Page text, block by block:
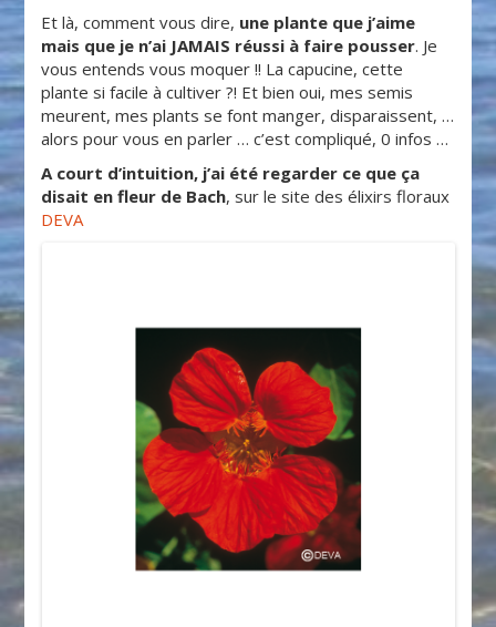
Et là, comment vous dire, une plante que j’aime
mais que je n’ai JAMAIS réussi à faire pousser. Je
vous entends vous moquer !! La capucine, cette
plante si facile à cultiver ?! Et bien oui, mes semis
meurent, mes plants se font manger, disparaissent, …
alors pour vous en parler … c’est compliqué, 0 infos …
A court d’intuition, j’ai été regarder ce que ça
disait en fleur de Bach, sur le site des élixirs floraux
DEVA